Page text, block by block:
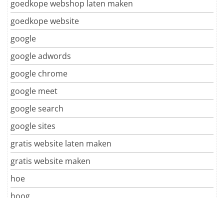
goedkope webshop laten maken
goedkope website
google
google adwords
google chrome
google meet
google search
google sites
gratis website laten maken
gratis website maken
hoe